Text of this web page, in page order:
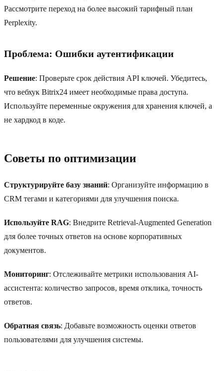
Рассмотрите переход на более высокий тарифный план
Perplexity.
Проблема: Ошибки аутентификации
Решение: Проверьте срок действия API ключей. Убедитесь,
что вебхук Bitrix24 имеет необходимые права доступа.
Используйте переменные окружения для хранения ключей, а
не хардкод в коде.
Советы по оптимизации
Структурируйте базу знаний: Организуйте информацию в
CRM тегами и категориями для улучшения поиска.
Используйте RAG: Внедрите Retrieval-Augmented Generation
для более точных ответов на основе корпоративных
документов.
Мониторинг: Отслеживайте метрики использования AI-
ассистента: количество запросов, время отклика, точность
ответов.
Обратная связь: Добавьте возможность оценки ответов
пользователями для улучшения системы.